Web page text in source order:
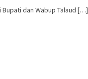
Bupati dan Wabup Talaud […]